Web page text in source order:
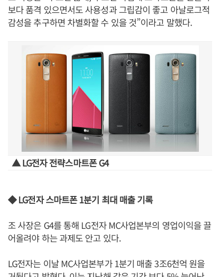
보다 품격 있으면서도 사용성과 그립감이 좋고 아날로그적
감성을 추구하면 차별화할 수 있을 것”이라고 말했다.
▲ LG전자 전략스마트폰 G4
◆ LG전자 스마트폰 1분기 최대 매출 기록
조 사장은 G4를 통해 LG전자 MC사업본부의 영업이익을 끌
어올려야 하는 과제도 안고 있다.
LG전자는 이날 MC사업본부가 1분기 매출 3조6천억 원을